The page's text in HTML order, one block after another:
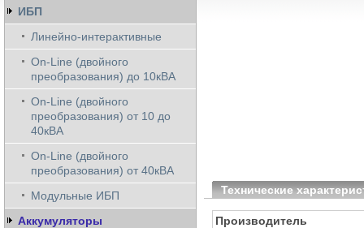
Технические
Производитель
ИБП
Линейно-интерактивные
On-Line (двойного
преобразования) до 10кВА
On-Line (двойного
преобразования) от 10 до
40кВА
On-Line (двойного
преобразования) от 40кВА
Модульные ИБП
Аккумуляторы